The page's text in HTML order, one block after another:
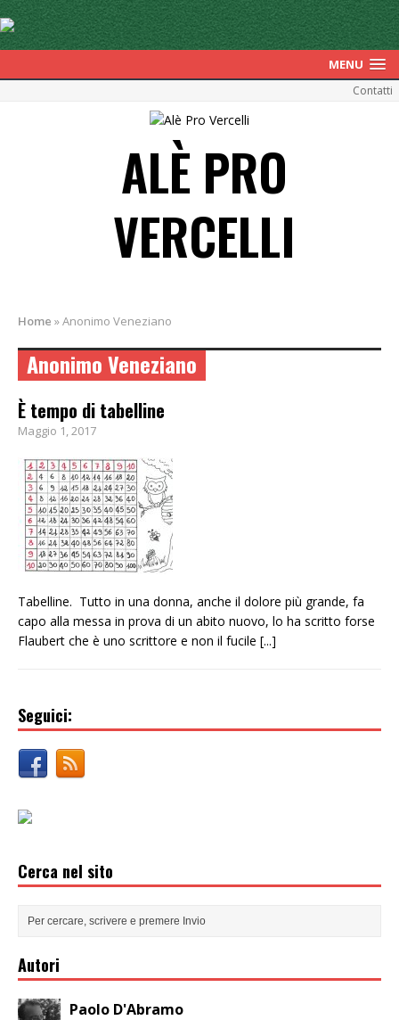
MENU
Contatti
ALÈ PRO
VERCELLI
Home »Anonimo Veneziano
Anonimo Veneziano
È tempo di tabelline
Maggio 1, 2017
Tabelline. Tutto in una donna, anche il dolore più grande, fa
capo alla messa in prova di un abito nuovo, lo ha scritto forse
Flaubert che è uno scrittore e non il fucile [...]
Seguici:
Cerca nel sito
Autori
Paolo D'Abramo